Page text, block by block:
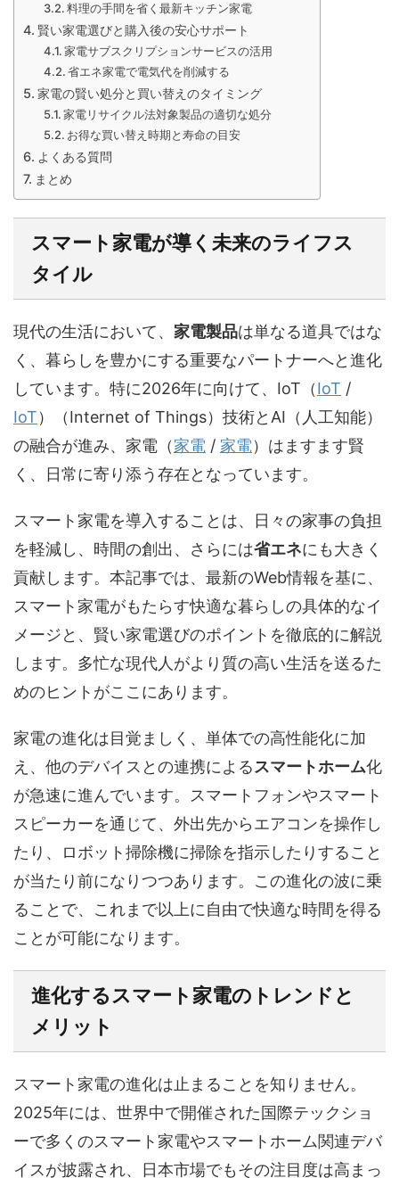
料理の手間を省く最新キッチン家電
賢い家電選びと購入後の安心サポート
家電サブスクリプションサービスの活用
省エネ家電で電気代を削減する
家電の賢い処分と買い替えのタイミング
家電リサイクル法対象製品の適切な処分
お得な買い替え時期と寿命の目安
よくある質問
まとめ
スマート家電が導く未来のライフス
タイル
現代の生活において、 家電製品は単なる道具ではな
く、暮らしを豊かにする重要なパートナーへと進化
しています。特に2026年に向けて、 IoT（IoT /
IoT）
（Internet of Things）技術とAI（人工知能）
の融合が進み、 家電（家電 / 家電） はますます賢
く、日常に寄り添う存在となっています。
スマート家電を導入することは、日々の家事の負担
を軽減し、時間の創出、さらには省エネにも大きく
貢献します。本記事では、最新のWeb情報を基に、
スマート家電がもたらす快適な暮らしの具体的なイ
メージと、賢い家電選びのポイントを徹底的に解説
します。多忙な現代人がより質の高い生活を送るた
めのヒントがここにあります。
家電の進化は目覚ましく、単体での高性能化に加
え、他のデバイスとの連携によるスマートホーム化
が急速に進んでいます。スマートフォンやスマート
スピーカーを通じて、外出先からエアコンを操作し
たり、ロボット掃除機に掃除を指示したりすること
が当たり前になりつつあります。この進化の波に乗
ることで、これまで以上に自由で快適な時間を得る
ことが可能になります。
進化するスマート家電のトレンドと
メリット
スマート家電の進化は止まることを知りません。
2025年には、世界中で開催された国際テックショ
ーで多くのスマート家電やスマートホーム関連デバ
イスが披露され、日本市場でもその注目度は高まっ